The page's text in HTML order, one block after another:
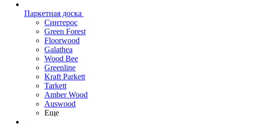
Паркетная доска
Синтерос
Green Forest
Floorwood
Galathea
Wood Bee
Greenline
Kraft Parkett
Tarkett
Amber Wood
Auswood
Еще